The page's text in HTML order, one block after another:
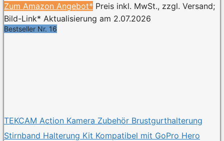
Zum Amazon Angebot* Preis inkl. MwSt., zzgl. Versand;
Bild-Link* Aktualisierung am 2.07.2026
Bestseller Nr. 16
TEKCAM Action Kamera Zubehör Brustgurthalterung
Stirnband Halterung Kit Kompatibel mit GoPro Hero